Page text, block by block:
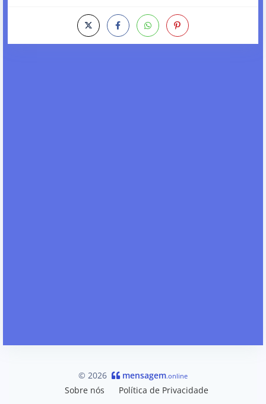
© 2026 mensagem.online
Sobre nós Política de Privacidade